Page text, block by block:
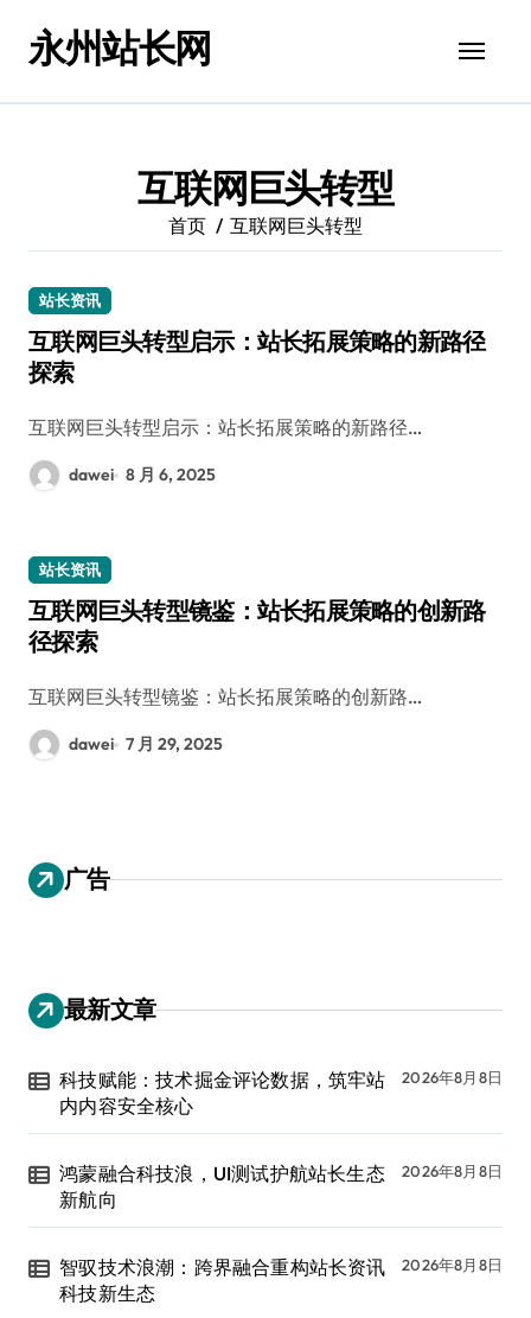
永州站长网
互联网巨头转型
首页 互联网巨头转型
站长资讯
互联网巨头转型启示：站长拓展策略的新路径
探索
互联网巨头转型启示：站长拓展策略的新路径…
dawei 8 月 6, 2025
站长资讯
互联网巨头转型镜鉴：站长拓展策略的创新路
径探索
互联网巨头转型镜鉴：站长拓展策略的创新路…
dawei 7 月 29, 2025
广告
最新文章
科技赋能：技术掘金评论数据，筑牢站
内内容安全核心
2026年8月8日
鸿蒙融合科技浪，UI测试护航站长生态
新航向
2026年8月8日
智驭技术浪潮：跨界融合重构站长资讯
科技新生态
2026年8月8日